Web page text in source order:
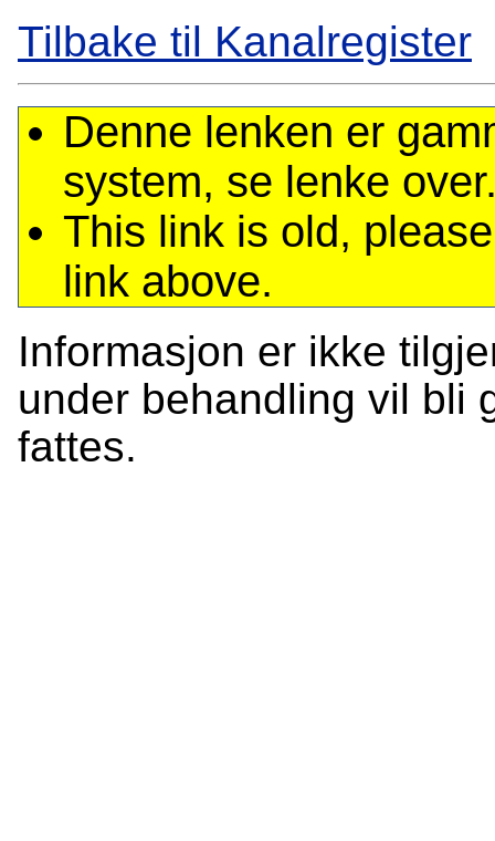
Tilbake til Kanalregister
Denne lenken er
system, se lenke
This link is old,
link above.
Informasjon er ikke
under behandling vil bli
fattes.